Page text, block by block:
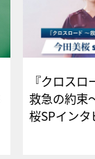
『クロス
救急の約束
桜SPイ